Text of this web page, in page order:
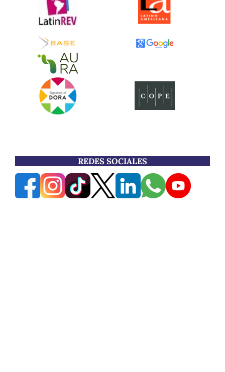
REDES SOCIALES